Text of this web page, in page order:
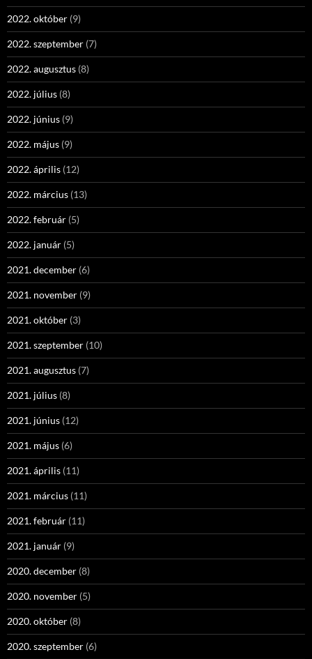
2022. október (9)
2022. szeptember (7)
2022. augusztus (8)
2022. július (8)
2022. június (9)
2022. május (9)
2022. április (12)
2022. március (13)
2022. február (5)
2022. január (5)
2021. december (6)
2021. november (9)
2021. október (3)
2021. szeptember (10)
2021. augusztus (7)
2021. július (8)
2021. június (12)
2021. május (6)
2021. április (11)
2021. március (11)
2021. február (11)
2021. január (9)
2020. december (8)
2020. november (5)
2020. október (8)
2020. szeptember (6)